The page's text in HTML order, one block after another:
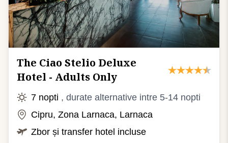
The Ciao Stelio Deluxe
Hotel - Adults Only
7 nopti , durate alternative intre 5-14 nopti
Cipru, Zona Larnaca, Larnaca
Zbor și transfer hotel incluse